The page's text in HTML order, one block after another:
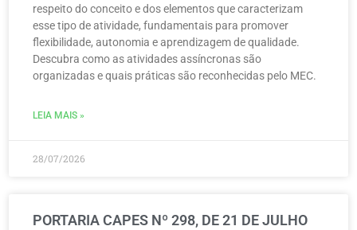
respeito do conceito e dos elementos que caracterizam
esse tipo de atividade, fundamentais para promover
flexibilidade, autonomia e aprendizagem de qualidade.
Descubra como as atividades assíncronas são
organizadas e quais práticas são reconhecidas pelo MEC.
LEIA MAIS »
28/07/2026
PORTARIA CAPES Nº 298, DE 21 DE JULHO